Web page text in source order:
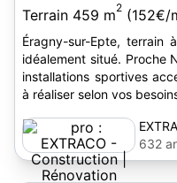
Terrain 459 m2 (152€/
Éragny-sur-Epte, terrain
idéalement situé. Proche
installations sportives
à réaliser selon vos
632